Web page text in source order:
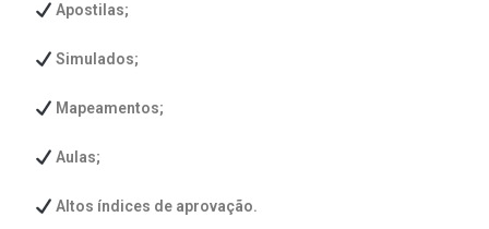
Apostilas;
Simulados;
Mapeamentos;
Aulas;
Altos índices de aprovação.